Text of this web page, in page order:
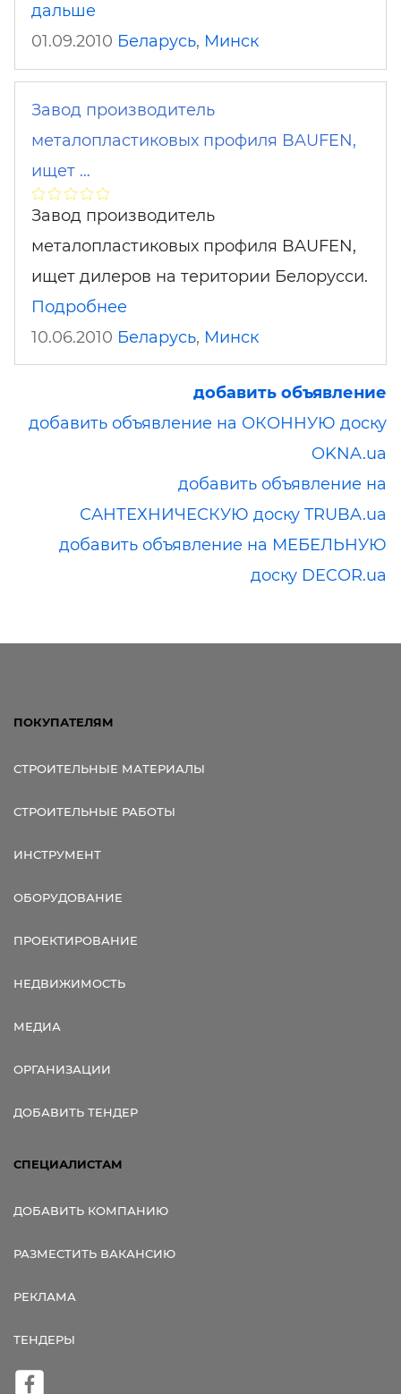
дальше
01.09.2010 Беларусь, Минск
Завод производитель
металопластиковых профиля BAUFEN,
ищет …
Завод производитель
металопластиковых профиля BAUFEN,
ищет дилеров на територии Белорусси.
Подробнее
10.06.2010 Беларусь, Минск
добавить объявление
добавить объявление на ОКОННУЮ доску
OKNA.ua
добавить объявление на
САНТЕХНИЧЕСКУЮ доску TRUBA.ua
добавить объявление на МЕБЕЛЬНУЮ
доску DECOR.ua
ПОКУПАТЕЛЯМ
СТРОИТЕЛЬНЫЕ МАТЕРИАЛЫ
СТРОИТЕЛЬНЫЕ РАБОТЫ
ИНСТРУМЕНТ
ОБОРУДОВАНИЕ
ПРОЕКТИРОВАНИЕ
НЕДВИЖИМОСТЬ
МЕДИА
ОРГАНИЗАЦИИ
ДОБАВИТЬ ТЕНДЕР
СПЕЦИАЛИСТАМ
ДОБАВИТЬ КОМПАНИЮ
РАЗМЕСТИТЬ ВАКАНСИЮ
РЕКЛАМА
ТЕНДЕРЫ